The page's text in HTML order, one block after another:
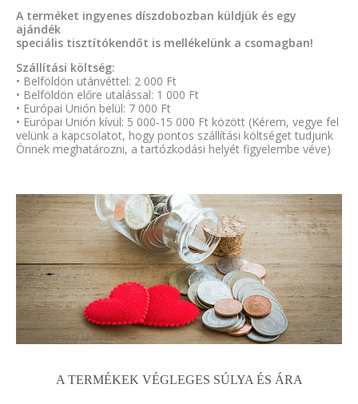
A terméket ingyenes díszdobozban küldjük és egy
ajándék
speciális tisztítókendőt is mellékelünk a csomagban!
Szállítási költség:
• Belföldön utánvéttel: 2 000 Ft
• Belföldön előre utalással: 1 000 Ft
• Európai Unión belül: 7 000 Ft
• Európai Unión kívül: 5 000-15 000 Ft között (Kérem, vegye fel
velünk a kapcsolatot, hogy pontos szállítási költséget tudjunk
Önnek meghatározni, a tartózkodási helyét figyelembe véve)
A TERMÉKEK VÉGLEGES SÚLYA ÉS ÁRA